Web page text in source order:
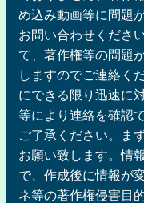
め込み動画等に問題
お問い合わせくださ
て、著作権等の問題
しますのでご連絡く
にできる限り迅速に
等により連絡を確認
ご了承ください。ま
お願い致します。情
で、作成後に情報が
ネ等の著作権侵害目